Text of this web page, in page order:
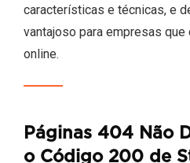
características e técnicas, e
vantajoso para empresas
online.
Páginas 404 Não
o Código 200 de